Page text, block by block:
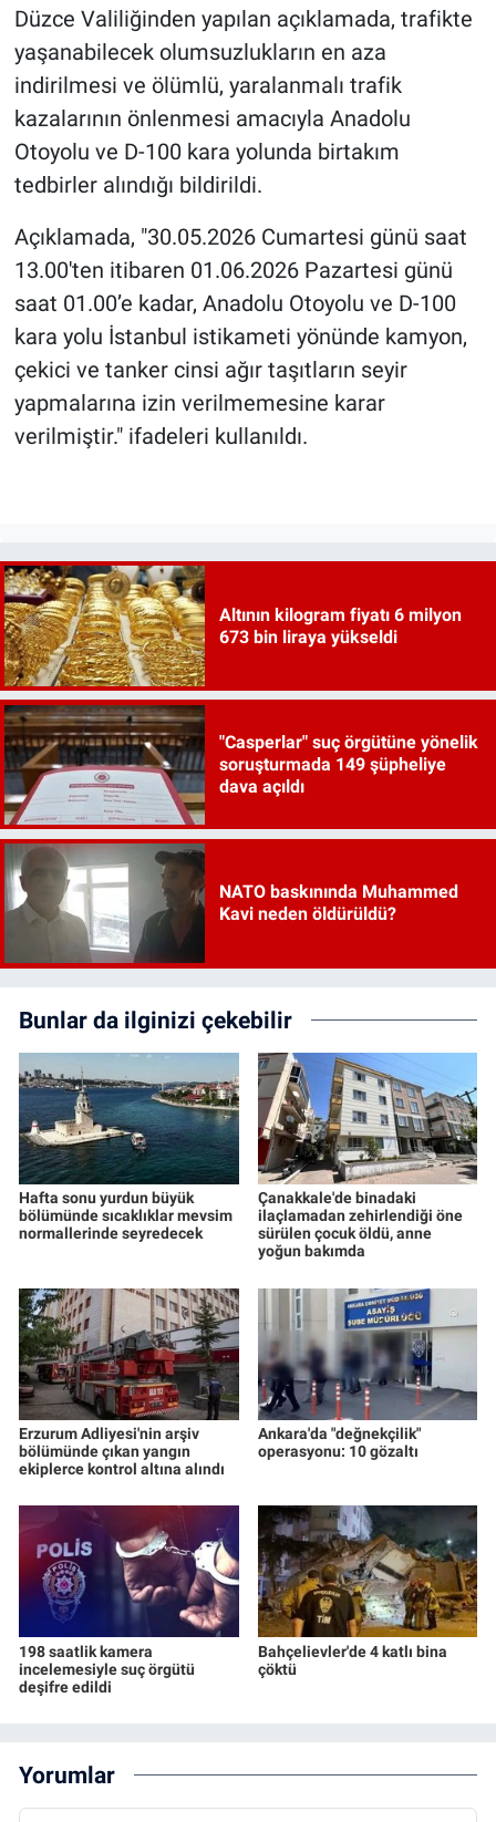
Düzce Valiliğinden yapılan açıklamada, trafikte
yaşanabilecek olumsuzlukların en aza
indirilmesi ve ölümlü, yaralanmalı trafik
kazalarının önlenmesi amacıyla Anadolu
Otoyolu ve D-100 kara yolunda birtakım
tedbirler alındığı bildirildi.
Açıklamada, "30.05.2026 Cumartesi günü saat
13.00'ten itibaren 01.06.2026 Pazartesi günü
saat 01.00’e kadar, Anadolu Otoyolu ve D-100
kara yolu İstanbul istikameti yönünde kamyon,
çekici ve tanker cinsi ağır taşıtların seyir
yapmalarına izin verilmemesine karar
verilmiştir." ifadeleri kullanıldı.
Altının kilogram fiyatı 6 milyon
673 bin liraya yükseldi
"Casperlar" suç örgütüne yönelik
soruşturmada 149 şüpheliye
dava açıldı
NATO baskınında Muhammed
Kavi neden öldürüldü?
Bunlar da ilginizi çekebilir
Hafta sonu yurdun büyük
bölümünde sıcaklıklar mevsim
normallerinde seyredecek
Çanakkale'de binadaki
ilaçlamadan zehirlendiği öne
sürülen çocuk öldü, anne
yoğun bakımda
Erzurum Adliyesi'nin arşiv
bölümünde çıkan yangın
ekiplerce kontrol altına alındı
Ankara'da "değnekçilik"
operasyonu: 10 gözaltı
198 saatlik kamera
incelemesiyle suç örgütü
deşifre edildi
Bahçelievler'de 4 katlı bina
çöktü
Yorumlar